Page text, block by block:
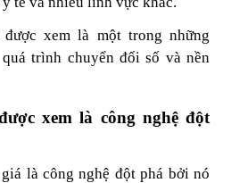
xem là một trong những
trình chuyển đổi số và nền
xem là công nghệ đột
là công nghệ đột phá bởi nó